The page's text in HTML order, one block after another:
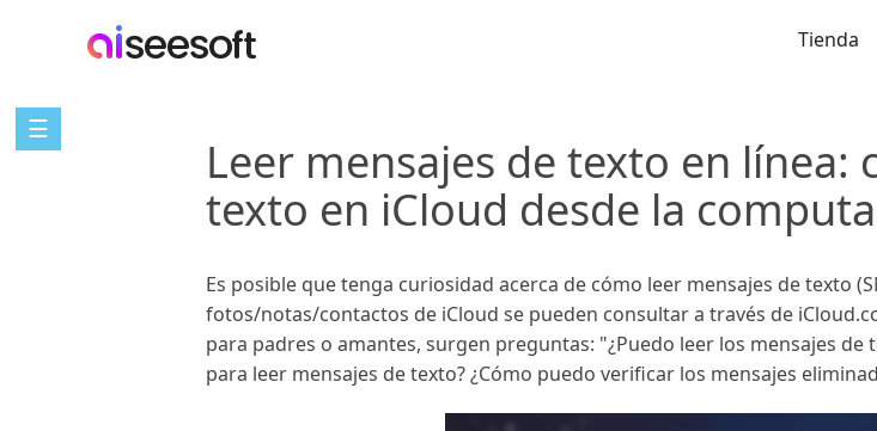
Tienda
☰
Leer mensajes de texto en línea:
texto en iCloud desde la
Es posible que tenga curiosidad acerca de cómo leer mensajes de texto
fotos/notas/contactos de iCloud se pueden consultar a través de
para padres o amantes, surgen preguntas: "¿Puedo leer los mensajes
para leer mensajes de texto? ¿Cómo puedo verificar los mensajes